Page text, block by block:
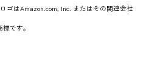
ゴはAmazon.com, Inc. またはその関連会社
標です。